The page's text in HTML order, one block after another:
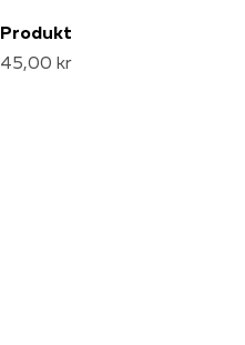
Produkt
45,00 kr